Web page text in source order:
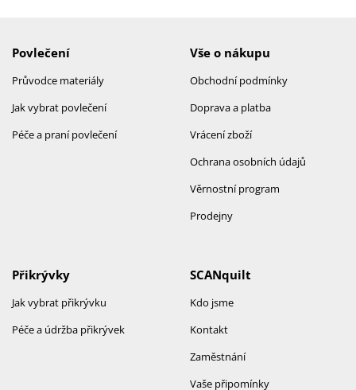
Povlečení
Průvodce materiály
Jak vybrat povlečení
Péče a praní povlečení
Vše o nákupu
Obchodní podmínky
Doprava a platba
Vrácení zboží
Ochrana osobních údajů
Věrnostní program
Prodejny
SCANquilt
Kdo jsme
Kontakt
Zaměstnání
Vaše připomínky
Přikrývky
Jak vybrat přikrývku
Péče a údržba přikrývek